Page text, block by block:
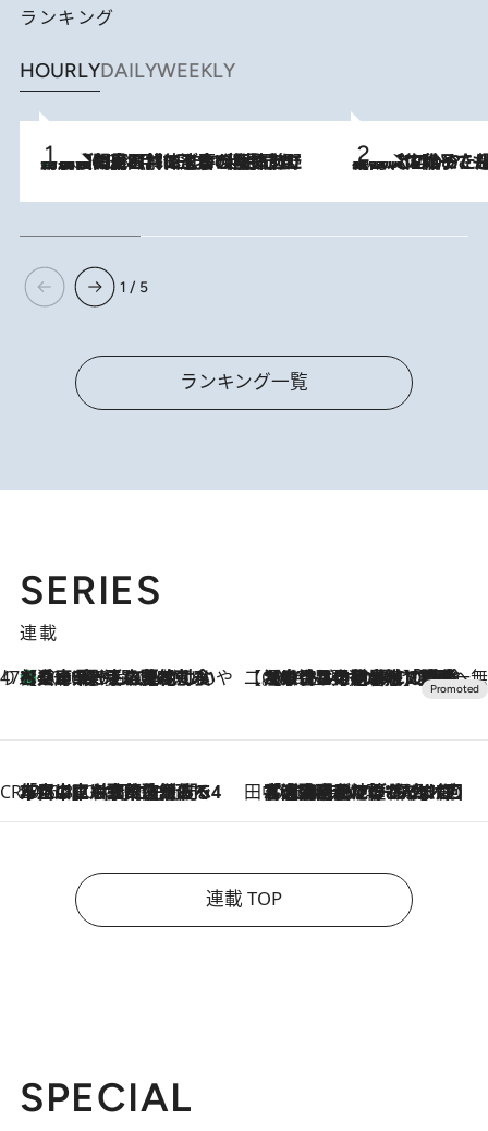
ランキング
HOURLYDAILYWEEKLY
2026.8.8
「最後に見られてよかった」上野動物園の東園パンダ舎が解体前に特別公開。8月16日まで延長されたパネル展と共に辿る“半世紀”のパンダ飼育《解体工事の図面あり》 2026.8.5
【阿川佐和子さんの年とる力】なぜ70代で始めた趣味は“こんなに楽しい”のか？ ピアノ、俳句…スランプに陥っても続けられる“ある秘訣”とは
1 / 5
ランキング一覧
SERIES
連載
47都道府県の手みやげ ひんやりスイーツで夏を満喫
2026.8.8
【兵庫県】この夏絶対食べたい 冷やしておいしいおやつ3選 淡路島の恵みをジェラートに集約 【CREA×星野リゾート】唯一無二。癒しと発見が待つ場所へ
2026.8.7
【トンボの足水浴】ヒノキの香りに包まれて涼感マックス！約13℃の湧水かけ流しを避暑地「星野温泉 トンボの湯」で体験
CREA'S CHOICE
2026.8.7
「立川にも歌舞伎があるんだよ」 片岡仁左衛門・市川中車ら豪華座組みで4年目の立川立飛歌舞伎へ 田中稲の勝手に再ブーム
2026.8.7
「湘南乃風に憧れて」観客大盛上がりの“タオル回し”に、ラッパー顔負けの高速歌唱まで…さだまさし（74）のアグレッシブすぎる現在地
連載 TOP
SPECIAL